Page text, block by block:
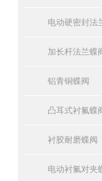
电动硬密封法
加长杆法兰蝶
铝青铜蝶阀
凸耳式衬氟蝶
衬胶耐磨蝶阀
电动衬氟对夹